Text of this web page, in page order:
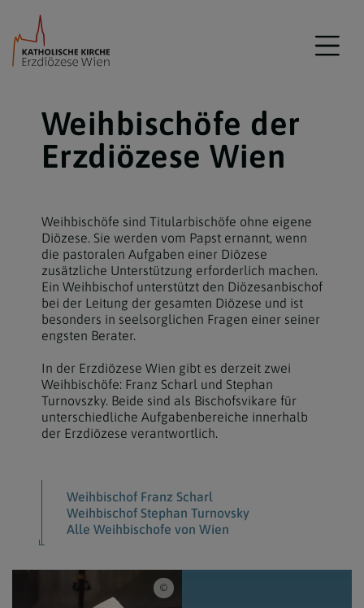
Weihbischöfe der
Erzdiözese Wien
Weihbischöfe sind Titularbischöfe ohne eigene
Diözese. Sie werden vom Papst ernannt, wenn
die pastoralen Aufgaben einer Diözese
zusätzliche Unterstützung erforderlich machen.
Ein Weihbischof unterstützt den Diözesanbischof
bei der Leitung der gesamten Diözese und ist
besonders in seelsorglichen Fragen einer seiner
engsten Berater.
In der Erzdiözese Wien gibt es derzeit zwei
Weihbischöfe: Franz Scharl und Stephan
Turnovszky. Beide sind als Bischofsvikare für
unterschiedliche Aufgabenbereiche innerhalb
der Erzdiözese verantwortlich.
Weihbischof Franz Scharl
Weihbischof Stephan Turnovsky
Alle Weihbischofe von Wien